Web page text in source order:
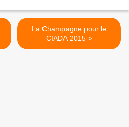
La Champagne pour le
CIADA 2015 >